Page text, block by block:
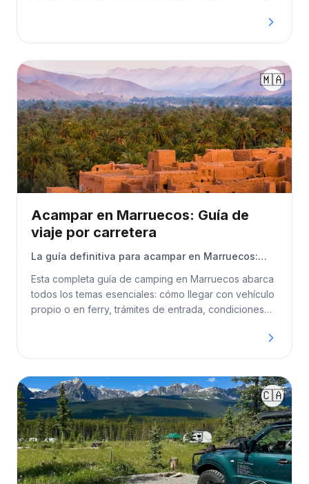
🇲🇦
Acampar en Marruecos: Guía de
viaje por carretera
La guía definitiva para acampar en Marruecos:
acampada, seguridad, costes e itinerarios. Ideal
para autocaravanas, furgonetas, vehículos 4×4 y
viajeros invernales.
Esta completa guía de camping en Marruecos abarca
todos los temas esenciales: cómo llegar con vehículo
propio o en ferry, trámites de entrada, condiciones
Marruecos por su cuenta.
🇨🇦